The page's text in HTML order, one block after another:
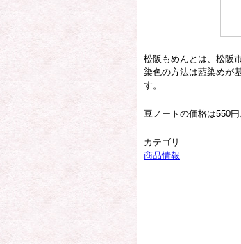
松阪もめんとは、松阪
染色の方法は藍染めが
す。
豆ノートの価格は550
カテゴリ
商品情報